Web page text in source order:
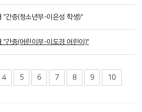
"간증(청소년부-이은성 학생)"
"간증(어린이부-이도경 어린이)"
4 5 6 7 8 9 10